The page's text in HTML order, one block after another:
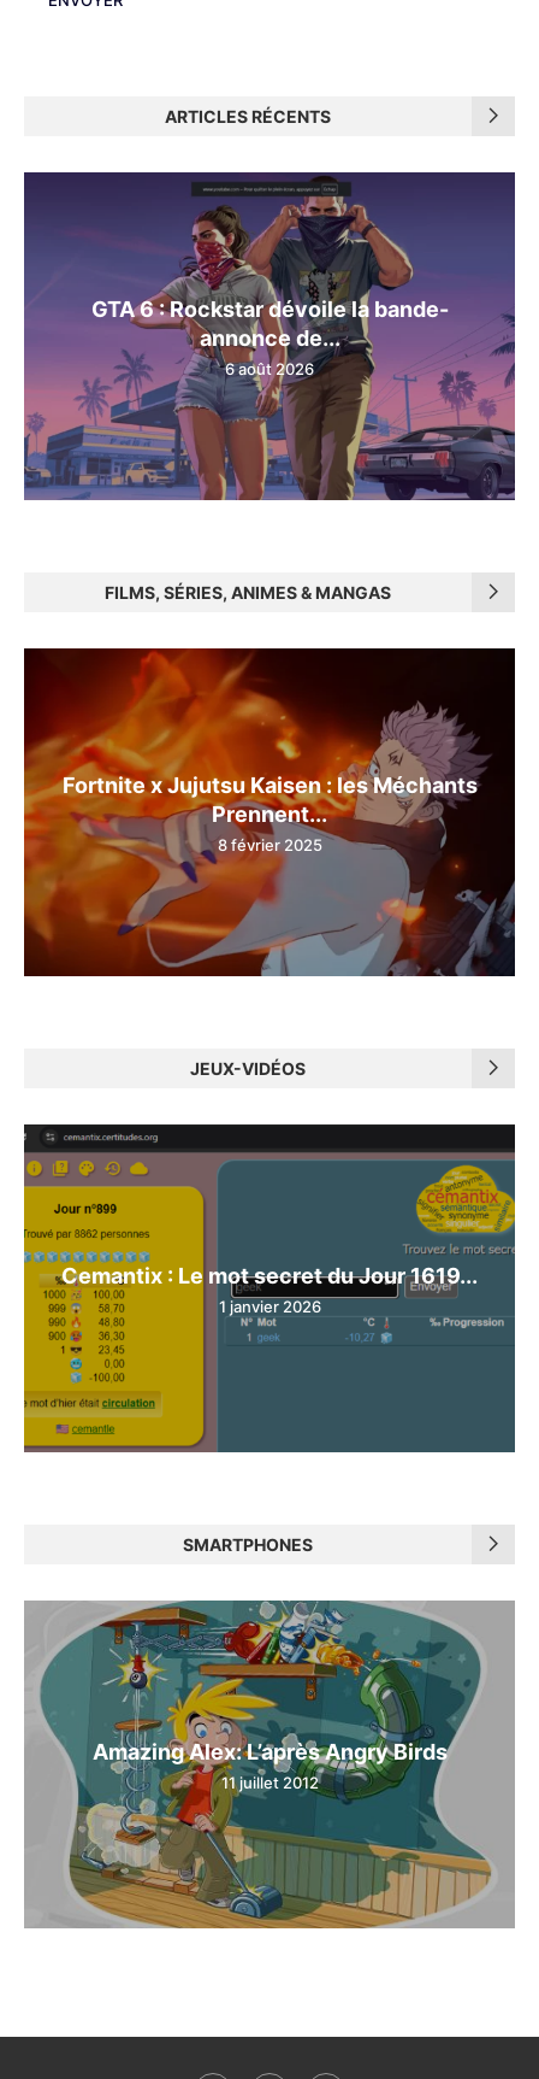
ARTICLES RÉCENTS
GTA 6 : Rockstar dévoile la bande-
annonce de...
6 août 2026
FILMS, SÉRIES, ANIMES & MANGAS
Fortnite x Jujutsu Kaisen : les Méchants
Prennent...
8 février 2025
JEUX-VIDÉOS
Cemantix : Le mot secret du Jour 1619...
1 janvier 2026
SMARTPHONES
Amazing Alex: L’après Angry Birds
11 juillet 2012